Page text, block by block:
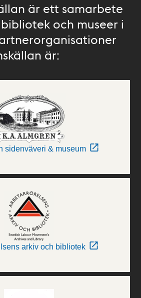
är ett samarbete
och museer i
är:
sidenväveri & museum
arkiv och bibliotek